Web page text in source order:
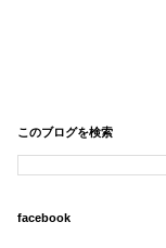
このブログを検索
facebook